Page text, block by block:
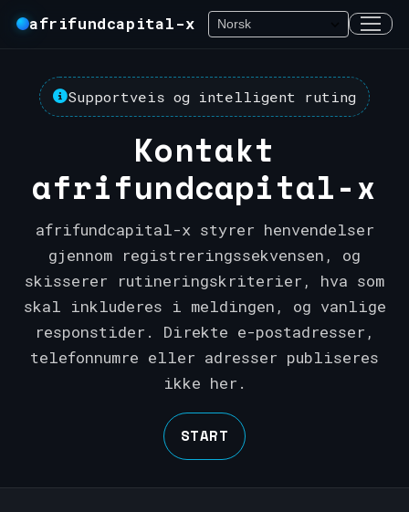
afrifundcapital-x
Supportveis og intelligent ruting
Kontakt
afrifundcapital-x
afrifundcapital-x styrer henvendelser
gjennom registreringssekvensen, og
skisserer rutineringskriterier, hva som
skal inkluderes i meldingen, og vanlige
responstider. Direkte e-postadresser,
telefonnumre eller adresser publiseres
ikke her.
START